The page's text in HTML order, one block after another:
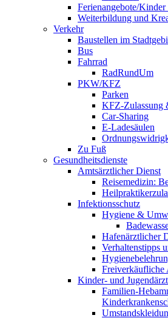
Ferienangebote/
Weiterbildung und
Verkehr
Baustellen im
Bus
Fahrrad
RadRundUm
PKW/KFZ
Parken
KFZ-Zulassung
Car-Sharing
E-Ladesäulen
Zu Fuß
Gesundheitsdienste
Amtsärztlicher Dienst
Reisemedizin:
Infektionsschutz
Hygiene &
Hafenärztlicher
Verhaltenstipps
Freiverkäufliche
Kinder- und
Familien-